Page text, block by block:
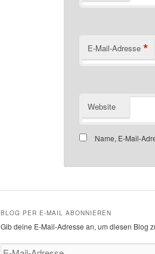
E-Mail-Adresse *
Website
Name, E-Mail-
BLOG PER E-MAIL ABONNIEREN
Gib deine E-Mail-Adresse an, um diesen Blog
E-